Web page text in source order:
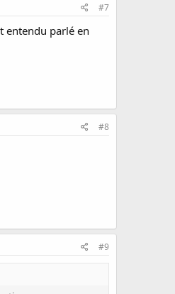
#7
entendu parlé en
#8
#9